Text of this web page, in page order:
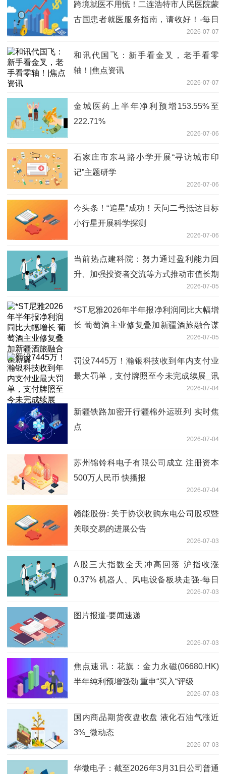
跨境就医不用慌！二连浩特市人民医院蒙
古国患者就医服务指南，请收好！-每日
2026-07-07
和讯代国飞：新手看金叉，老手看零
轴！|焦点资讯
2026-07-07
金城医药上半年净利预增153.55%至
222.71%
2026-07-06
石家庄市东马路小学开展“寻访城市印
记”主题研学
2026-07-06
今头条！“追星”成功！天问二号抵达目标
小行星开展科学探测
2026-07-06
当前热点建科院：努力通过盈利能力回
升、加强投资者交流等方式推动市值长期
2026-07-05
*ST尼雅2026年半年报净利润同比大幅增
长 葡萄酒主业修复叠加新疆酒旅融合谋
2026-07-05
罚没7445万！瀚银科技收到年内支付业
最大罚单，支付牌照至今未完成续展_讯
2026-07-04
新疆铁路加密开行疆棉外运班列 实时焦
点
2026-07-04
苏州锦铃科电子有限公司成立 注册资本
500万人民币 快播报
2026-07-04
赣能股份: 关于协议收购东电公司股权暨
关联交易的进展公告
2026-07-03
A股三大指数全天冲高回落 沪指收涨
0.37% 机器人、风电设备板块走强-每日
2026-07-03
图片报道-要闻速递
2026-07-03
焦点速讯：花旗：金力永磁(06680.HK)
半年纯利预增强劲 重申“买入“评级
2026-07-03
国内商品期货夜盘收盘 液化石油气涨近
3%_微动态
2026-07-03
华微电子：截至2026年3月31日公司普通